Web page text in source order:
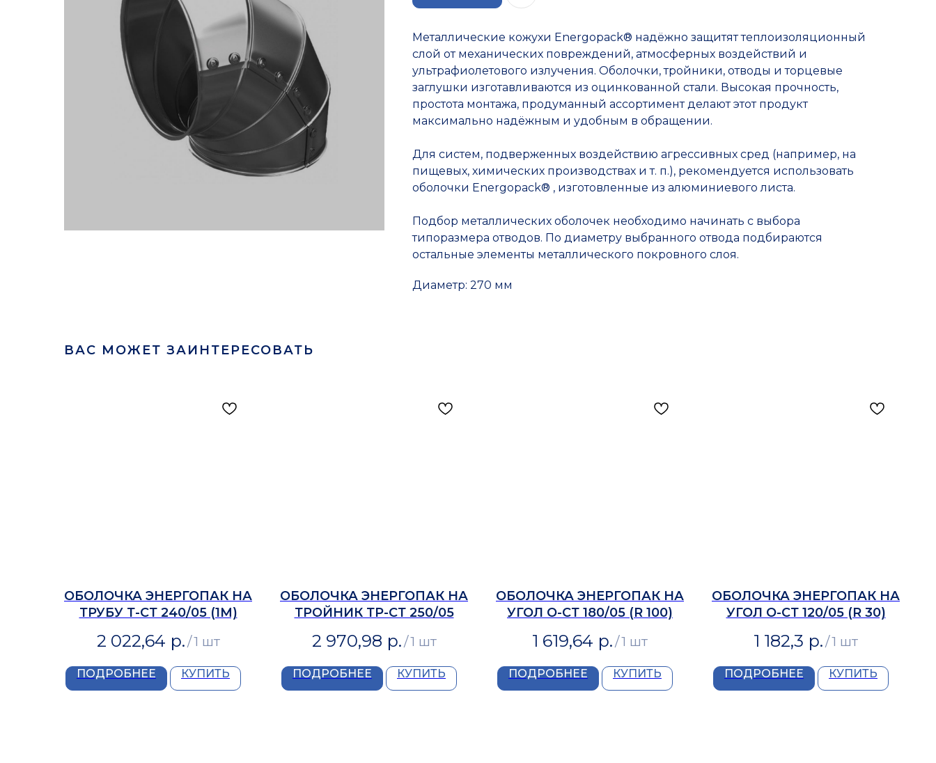
Металлические кожухи Energopack® надёжно защитят теплоизоляционный
слой от механических повреждений, атмосферных воздействий и
ультрафиолетового излучения. Оболочки, тройники, отводы и торцевые
заглушки изготавливаются из оцинкованной стали. Высокая прочность,
простота монтажа, продуманный ассортимент делают этот продукт
максимально надёжным и удобным в обращении.
Для систем, подверженных воздействию агрессивных сред (например, на
пищевых, химических производствах и т. п.), рекомендуется использовать
оболочки Energopack® , изготовленные из алюминиевого листа.
Подбор металлических оболочек необходимо начинать с выбора
типоразмера отводов. По диаметру выбранного отвода подбираются
остальные элементы металлического покровного слоя.
Диаметр: 270 мм
ВАС МОЖЕТ ЗАИНТЕРЕСОВАТЬ
ОБОЛОЧКА ЭНЕРГОПАК НА
ТРУБУ Т-СТ 240/05 (1М)
2 022,64 р./1 шт
ПОДРОБНЕЕ КУПИТЬ
ОБОЛОЧКА ЭНЕРГОПАК НА
ТРОЙНИК ТР-СТ 250/05
2 970,98 р./1 шт
ПОДРОБНЕЕ КУПИТЬ
ОБОЛОЧКА ЭНЕРГОПАК НА
УГОЛ О-СТ 180/05 (R 100)
1 619,64 р./1 шт
ПОДРОБНЕЕ КУПИТЬ
ОБОЛОЧКА ЭНЕРГОПАК НА
УГОЛ О-СТ 120/05 (R 30)
1 182,3 р./1 шт
ПОДРОБНЕЕ КУПИТЬ
приспособления для